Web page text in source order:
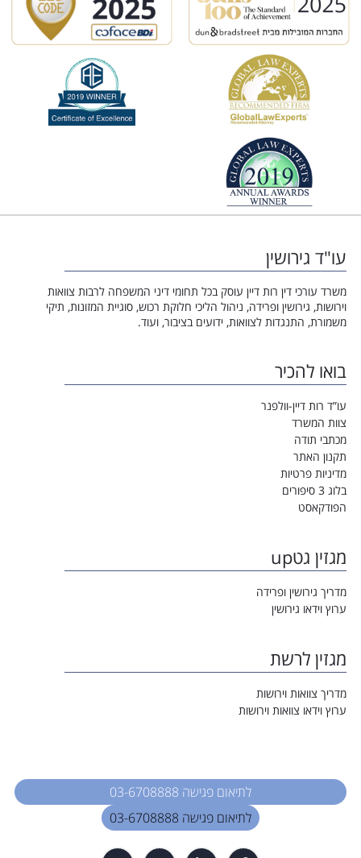
עו"ד גירושין
משרד עורכי דין רות דיין עוסק בכל תחומי דיני המשפחה לרבות צוואות
וירושות, גירושין ופרידה, ניהול הליכי חלוקת רכוש, סוגיית המזונות, תיקי
משמורת, התנגדות לצוואות, ידועים בציבור, ועוד.
בואו להכיר
עו”ד רות דיין-וולפנר
צוות המשרד
מכתבי תודה
תקנון האתר
מדיניות פרטיות
בלוג 3 סיפורים
הפודקאסט
מגזין גטup
מדריך גירושין ופרידה
ערוץ וידאו גירושין
מגזין לרשת
מדריך צוואות וירושות
ערוץ וידאו צוואות וירושות
לתיאום פגישה 03-6708888
לתיאום פגישה 03-6708888